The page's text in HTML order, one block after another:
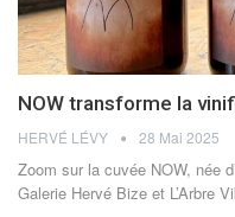
NOW transforme la
HERVÉ LÉVY 28 Mai 2025
Zoom sur la cuvée NOW, née
Galerie Hervé Bize et L’Arbre